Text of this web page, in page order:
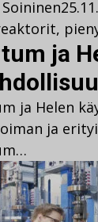
,
ja
ja Helen
ja